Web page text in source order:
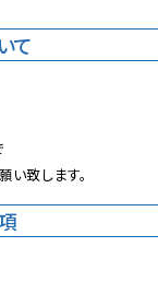
て
致します。